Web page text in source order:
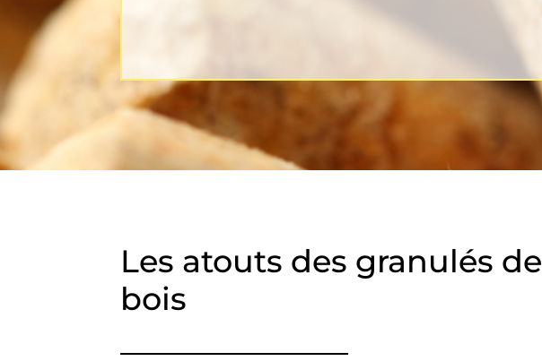
Les atouts des granulés de
bois